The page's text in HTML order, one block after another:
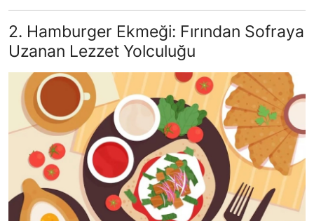
2. Hamburger Ekmeği: Fırından Sofraya
Uzanan Lezzet Yolculuğu